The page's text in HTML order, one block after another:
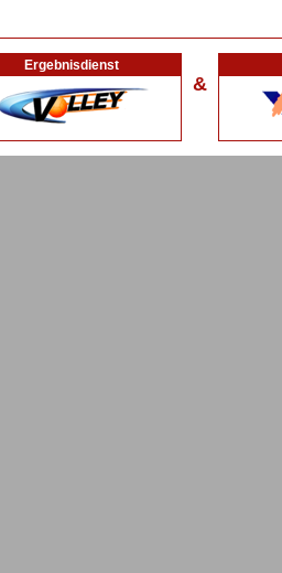
Ergebnisdienst
&